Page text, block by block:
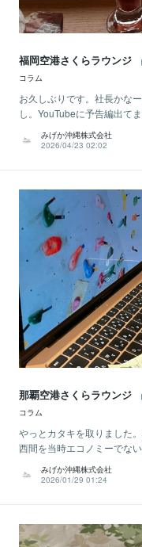
福岡空港さくらラウンジ
コラム
お久しぶりです。社長かな
し。YouTubeに予告編出て
みげか沖縄株式会社
2026/04/23 02:02
那覇空港さくらラウンジ
コラム
やっとカタキを取りました
西間を当時エコノミーでな
みげか沖縄株式会社
2026/01/29 01:24